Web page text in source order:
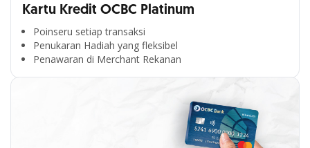
Kartu Kredit OCBC Platinum
Poinseru setiap transaksi
Penukaran Hadiah yang fleksibel
Penawaran di Merchant Rekanan